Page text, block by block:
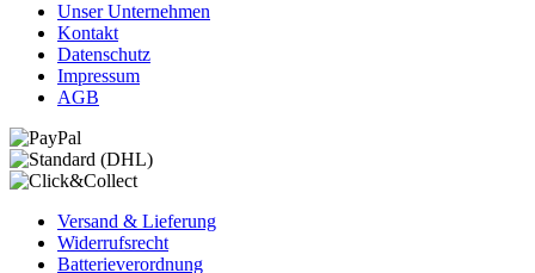
Unser Unternehmen
Kontakt
Datenschutz
Impressum
AGB
Versand & Lieferung
Widerrufsrecht
Batterieverordnung